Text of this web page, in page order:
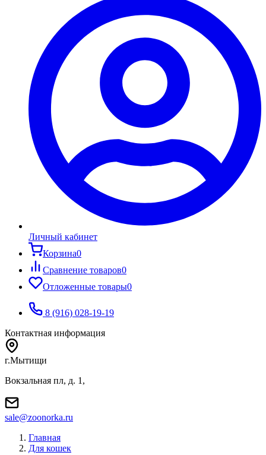
Личный кабинет
Корзина0
Сравнение товаров0
Отложенные товары0
8 (916) 028-19-19
Контактная информация
г.Мытищи
Вокзальная пл, д. 1,
sale@zoonorka.ru
Главная
Для кошек